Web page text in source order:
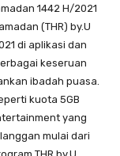
1442 H/2021
(THR) by.U
di aplikasi dan
keseruan
ibadah puasa.
kuota 5GB
yang
mulai dari